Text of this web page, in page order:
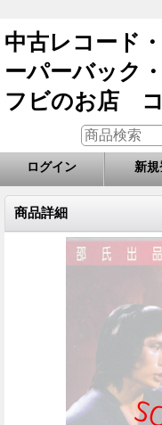
中古レコード
ーパーバック
フビのお店
ログイン 新
商品詳細